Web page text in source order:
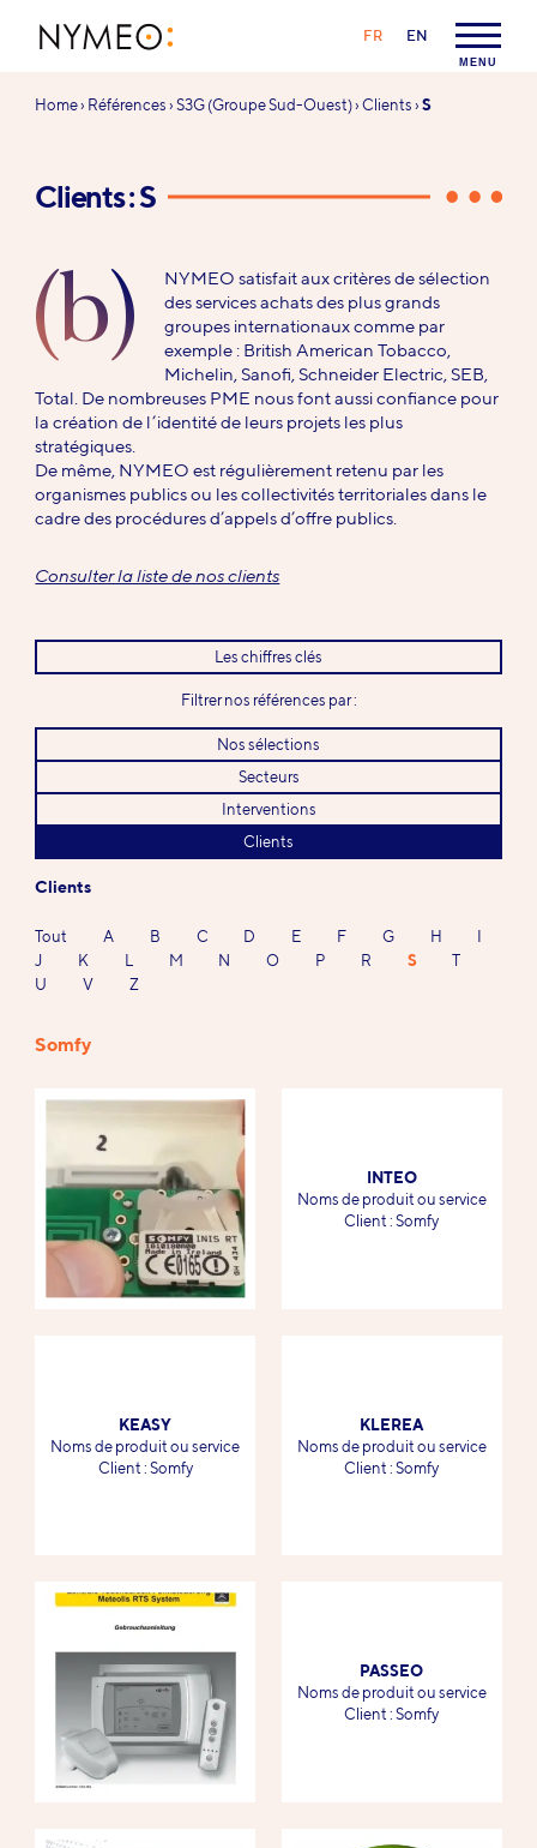
MENU
LANGAGE :
FR EN
Vous
Home› Références›S3G (Groupe Sud-Ouest)›Clients›S
Clients : S
(b)
NYMEO satisfait aux critères de sélection
des services achats des plus grands
groupes internationaux comme par
exemple : British American Tobacco,
Michelin, Sanofi, Schneider Electric, SEB,
Total. De nombreuses PME nous font aussi confiance pour
la création de l’identité de leurs projets les plus
stratégiques.
De même, NYMEO est régulièrement retenu par les
organismes publics ou les collectivités territoriales dans le
cadre des procédures d’appels d’offre publics.
Consulter la liste de nos clients
Les chiffres clés
Filtrer nos références par :
Nos sélections
Secteurs
Interventions
Clients
Clients
Tout A B C D E F G H
I
J
K L M N O P R S
T
U
V Z
Références
Somfy
INTEO
-Noms de produit ou service
-
Client : Somfy
KEASY
-
Noms de produit ou service
-
Client : Somfy
KLEREA
-Noms de produit ou service
-
Client : Somfy
PASSEO
-Noms de produit ou service
-
Client : Somfy